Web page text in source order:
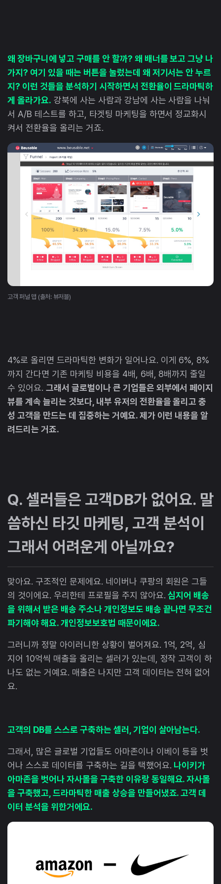
왜 장바구니에 넣고 구매를 안 할까? 왜 배너를 보고 그냥 나
가지? 여기 있을 때는 버튼을 눌렀는데 왜 저기서는 안 누르
지? 이런 것들을 분석하기 시작하면서 전환율이 드라마틱하
게 올라가요. 강북에 사는 사람과 강남에 사는 사람을 나눠
서 A/B 테스트를 하고, 타겟팅 마케팅을 하면서 정교화시
켜서 전환율을 올리는 거죠.
고객 퍼널 맵 (출처: 뷰저블)
4%로 올리면 드라마틱한 변화가 일어나요. 이게 6%, 8%
까지 간다면 기존 마케팅 비용을 4배, 6배, 8배까지 줄일
수 있어요. 그래서 글로벌이나 큰 기업들은 외부에서 페이지
뷰를 계속 늘리는 것보다, 내부 유저의 전환율을 올리고 충
성 고객을 만드는 데 집중하는 거예요. 제가 이런 내용을 알
려드리는 거죠.
Q. 셀러들은 고객DB가 없어요. 말
씀하신 타깃 마케팅, 고객 분석이
그래서 어려운게 아닐까요?
맞아요. 구조적인 문제에요. 네이버나 쿠팡의 회원은 그들
의 것이에요. 우리한테 프로필을 주지 않아요. 심지어 배송
을 위해서 받은 배송 주소나 개인정보도 배송 끝나면 무조건
파기해야 해요. 개인정보보호법 때문이에요.
그러니까 정말 아이러니한 상황이 벌어져요. 1억, 2억, 심
지어 10억씩 매출을 올리는 셀러가 있는데, 정작 고객이 하
나도 없는 거예요. 매출은 나지만 고객 데이터는 전혀 없어
요.
고객의 DB를 스스로 구축하는 셀러, 기업이 살아남는다.
그래서, 많은 글로벌 기업들도 아마존이나 이베이 등을 벗
어나 스스로 데이터를 구축하는 길을 택했어요. 나이키가
아마존을 벗어나 자사몰을 구축한 이유랑 동일해요. 자사몰
을 구축했고, 드라마틱한 매출 상승을 만들어냈죠. 고객 데
이터 분석을 위한거에요.